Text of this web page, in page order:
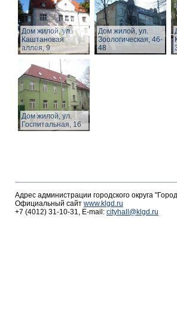
Дом жилой, ул.
Каштановая
аллея, 9
Дом жилой, ул.
Зоологическая, 46-
48
Дом жилой, ул.
Госпитальная, 16
Адрес администрации городского округа
Официальный сайт www.klgd.ru
+7 (4012) 31-10-31, E-mail: cityhall@klgd.ru